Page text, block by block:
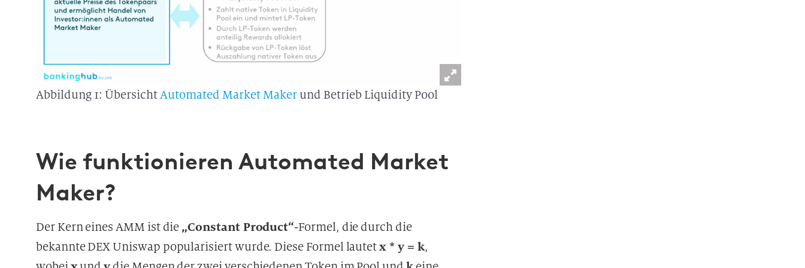
Abbildung 1: ÜbersichtAutomated Market Maker und Betrieb Liquidity Pool
Wie funktionieren Automated Market
Maker?
Der Kern eines AMM ist die „Constant Product“-Formel, die durch die
bekannte DEX Uniswap popularisiert wurde. Diese Formel lautetx * y = k,